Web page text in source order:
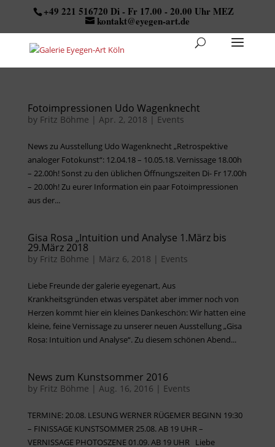
+49 221 516720 Di - Fr 17.00 - 20.00 Uhr MEZ
kontakt@eyegen-art.de
Fotoimpressionen Udo Wagenknecht
by Fritz Böhme | Apr. 2, 2018 | Events
News zu Ausstellung Udo Wagenknecht „Retrospektive
analoger Fotokunst“: 12.04.18 – 10.05.18. Vernissage 18.00h
– 22.00h! Sonst zu den üblichen Öffnungszeiten Di- Fr 17.00h
– 20.00h! Zu eurer Information ein paar Fotoimpressionen
aus der...
Gisa Rosa „Intuition und Analyse 1.März bis
29.März 2018
by Fritz Böhme | März 6, 2018 | Events
Liebe Freunde der galerie eyegenart, Aus
Krankheitsgründen etwas verspätet aber immer noch von
Herzen kommt hier ein kleines Dankeschön: Wir hatten eine
kleine, feine Vernissage zu unserer neuen Ausstellung „Gisa
Rosa: Intuition und Analyse“. Zu diesem schönen Abend...
News zum Kunstsommer 2016
by Fritz Böhme | Aug. 16, 2016 | Events
TERMINE: 20.08. LESUNG WERNER RÜGEMER BEGINN 19:30
– FINISSAGE KUNSTSOMMER 25.08. AB 19 UHR –
VERNISSAGE PHOTOSZENE 01.09. AB 19 UHR Liebe